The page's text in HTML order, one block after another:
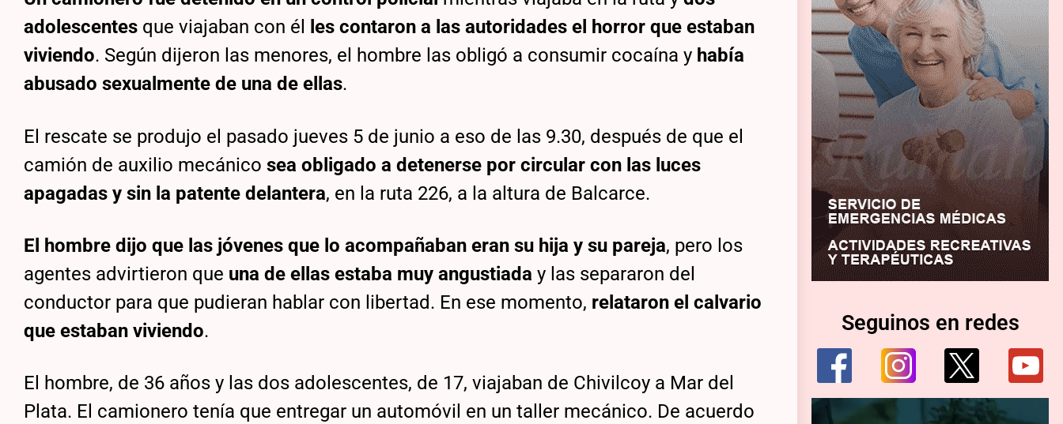
adolescentes que viajaban con él
les contaron a las autoridades el horror que estaban
viviendo. Según dijeron las menores, el hombre las obligó a consumir cocaína y había
abusado sexualmente de una de ellas.
El rescate se produjo el pasado jueves 5 de junio a eso de las 9.30, después de que el
camión de auxilio mecánico sea obligado a detenerse por circular con las luces
apagadas y sin la patente delantera, en la ruta 226, a la altura de Balcarce.
El hombre dijo que las jóvenes que lo acompañaban eran su hija y su pareja, pero los
agentes advirtieron que una de ellas estaba muy angustiaday las separaron del
conductor para que pudieran hablar con libertad. En ese momento, relataron el calvario
que estaban viviendo.
El hombre, de 36 años y las dos adolescentes, de 17, viajaban de Chivilcoy a Mar del
Plata. El camionero tenía que entregar un automóvil en un taller mecánico. De acuerdo
Seguinos en redes